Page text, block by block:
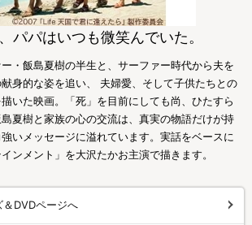
パパはいつも微笑んでいた。
・飯島夏樹の半生と、サーファー時代から夫を
身的な姿を追い、 夫婦愛、そして子供たちとの
いた映画。「死」を目前にしても尚、ひたすら
夏樹と家族の心の交流は、真実の物語だけが持
いメッセージに溢れています。実話をベースに
ンメント」を大沢たかお主演で描きます。
＆DVDページへ